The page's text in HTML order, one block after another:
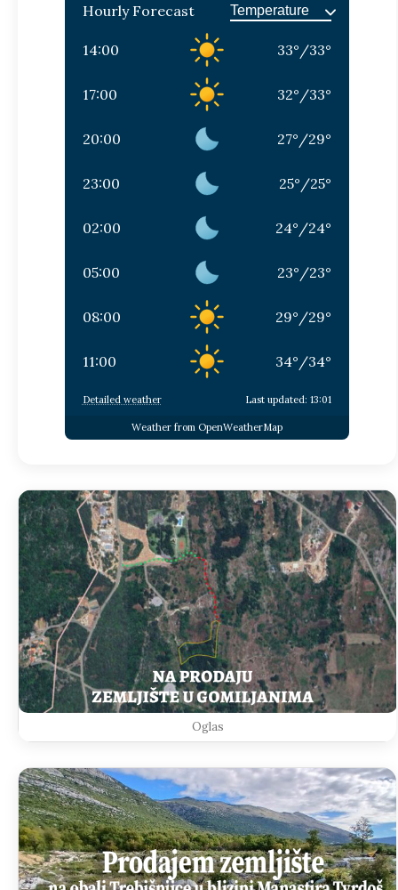
Hourly Forecast
14:00 33° /33°
17:00 32° /33°
20:00 27° /29°
23:00 25° /25°
02:00 24° /24°
05:00 23° /23°
08:00 29° /29°
11:00 34° /34°
Detailed weather Last updated: 13:01
Weather from OpenWeatherMap
Oglas